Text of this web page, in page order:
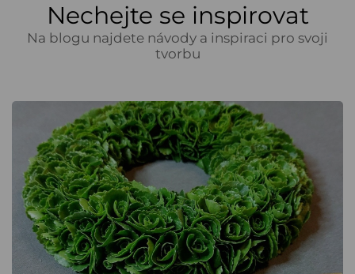
Nechejte se inspirovat
Na blogu najdete návody a inspiraci pro svoji
tvorbu